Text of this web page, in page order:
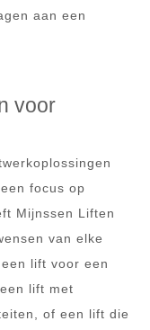
aan een
voor
focus op
Mijnssen Liften
van elke
lift voor een
lift met
of een lift die